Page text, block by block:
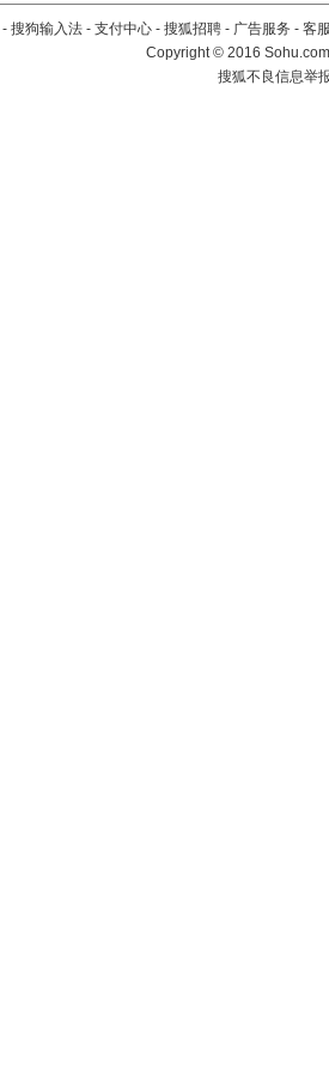
- 搜狗输入法 - 支付中心 - 搜狐招聘 - 广告服务 - 客
Copyright©2016
搜狐不良信息举